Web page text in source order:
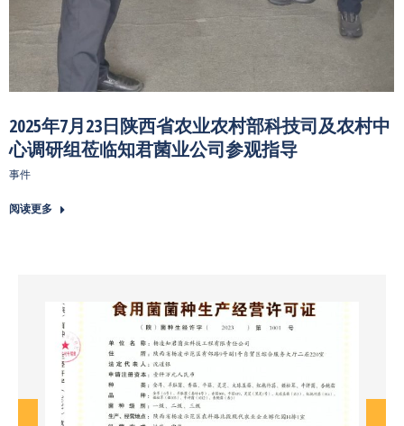
2025年7月23日陕西省农业农村部科技司及农村中
心调研组莅临知君菌业公司参观指导
事件
阅读更多